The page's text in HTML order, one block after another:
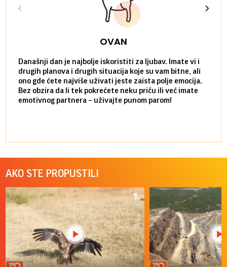
OVAN
Današnji dan je najbolje iskoristiti za ljubav. Imate vi i
drugih planova i drugih situacija koje su vam bitne, ali
ono gde ćete najviše uživati jeste zaista polje emocija.
Bez obzira da li tek pokrećete neku priču ili već imate
emotivnog partnera – uživajte punom parom!
AKO STE PROPUSTILI